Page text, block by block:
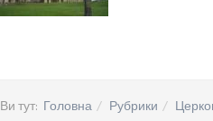
Ви тут: Головна Рубрики